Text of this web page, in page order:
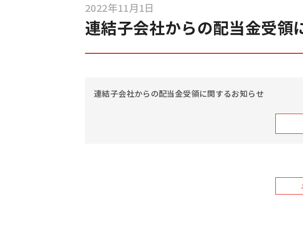
2022年11月1日
連結子会社からの配当金受領
連結子会社からの配当金受領に関するお知らせ